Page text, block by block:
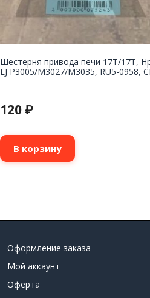
Шестерня привода печи 17T/17T,
LJ P3005/M3027/M3035, RU5-0958,
120 ₽
В корзину
Оформление заказа
Мой аккаунт
Оферта